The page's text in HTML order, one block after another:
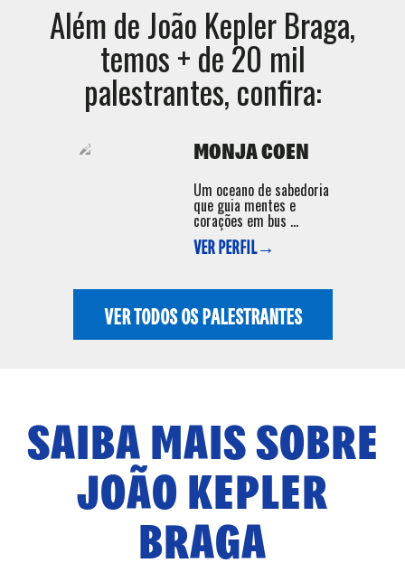
Além deJoão Kepler Braga,
temos + de 20 mil
palestrantes, confira:
MONJA COEN
Um oceano de sabedoria
que guia mentes e
corações em bus ...
VER PERFIL→
VER TODOS OS PALESTRANTES
SAIBA MAIS SOBRE
JOÃO KEPLER
BRAGA